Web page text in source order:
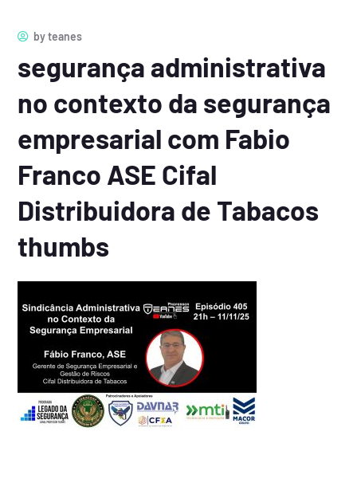
byteanes
segurança administrativa
no contexto da segurança
empresarial com Fabio
Franco ASE Cifal
Distribuidora de Tabacos
thumbs